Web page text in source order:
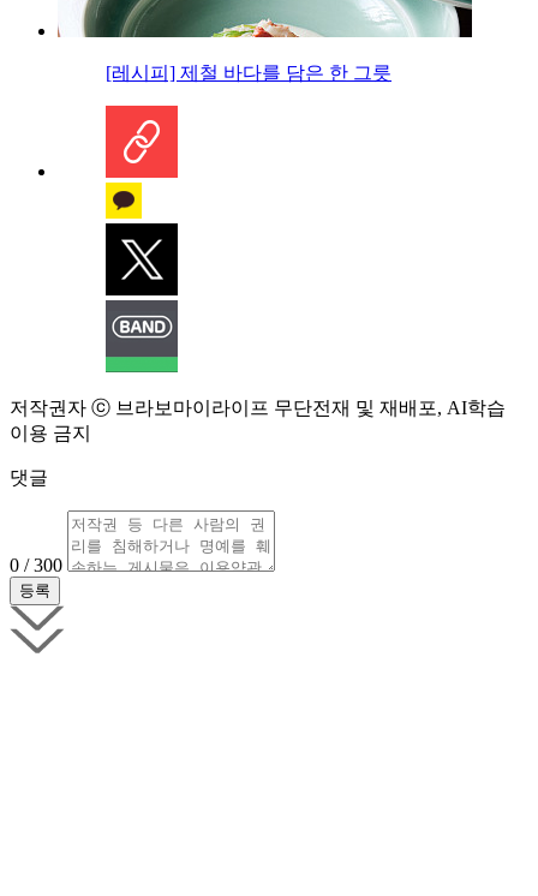
[레시피] 제철 바다를 담은 한 그릇
저작권자 ⓒ 브라보마이라이프 무단전재 및 재배포, AI학습
이용 금지
댓글
0 / 300